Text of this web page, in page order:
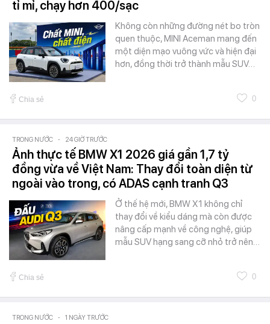
tỉ mỉ, chạy hơn 400/sạc
Không còn những đường nét bo tròn
quen thuộc, MINI Aceman mang đến
một diện mạo vuông vức và hiện đại
hơn, đồng thời trở thành mẫu SUV…
Chia sẻ 0
TRONG NƯỚC - 24 GIỜ TRƯỚC
Ảnh thực tế BMW X1 2026 giá gần 1,7 tỷ
đồng vừa về Việt Nam: Thay đổi toàn diện từ
ngoài vào trong, có ADAS cạnh tranh Q3
Ở thế hệ mới, BMW X1 không chỉ
thay đổi về kiểu dáng mà còn được
nâng cấp mạnh về công nghệ, giúp
mẫu SUV hạng sang cỡ nhỏ trở nên…
Chia sẻ 0
TRONG NƯỚC - 1 NGÀY TRƯỚC